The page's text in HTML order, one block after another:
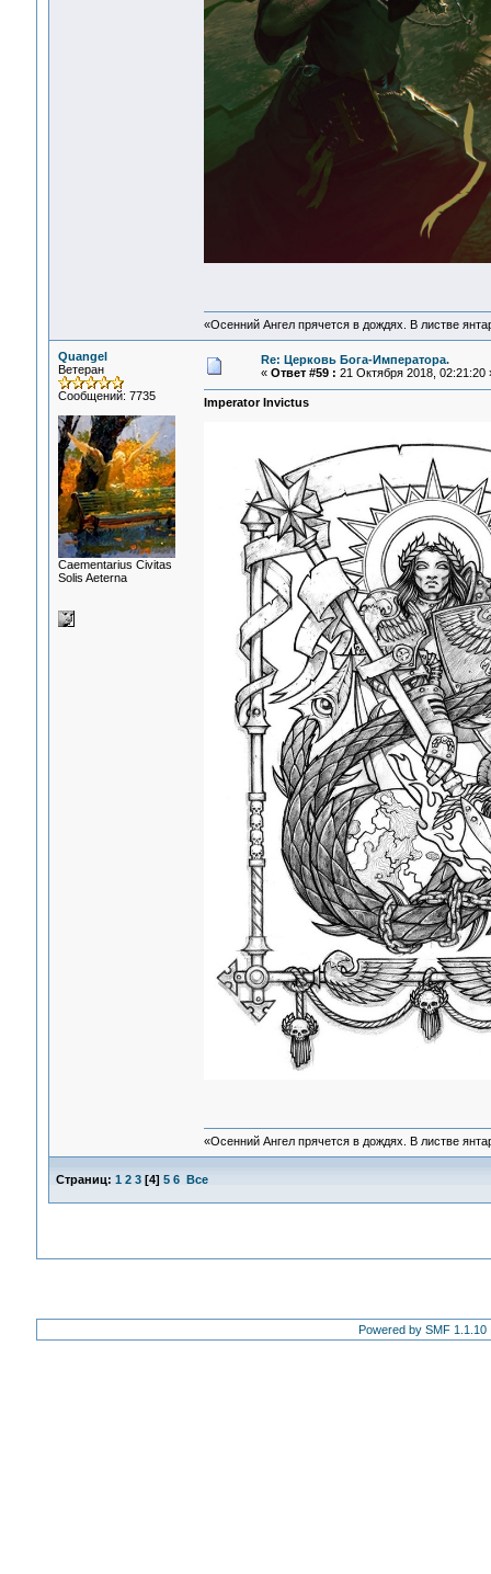
«Осенний Ангел прячется в дождях. В листве
Quangel
Ветеран
Сообщений: 7735
Сaementarius Civitas
Solis Aeterna
Re: Церковь Бога-Императора.
« Ответ #59 : 21 Октября 2018, 02:21:20
Imperator Invictus
«Осенний Ангел прячется в дождях. В листве
Страниц: 1 2 3[4] 5 6 Все
Powered by SMF 1.1.10